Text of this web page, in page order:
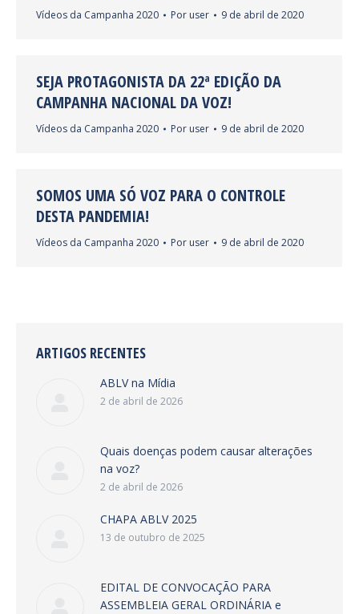
Vídeos da Campanha 2020 Por user 9 de abril de 2020
SEJA PROTAGONISTA DA 22ª EDIÇÃO DA
CAMPANHA NACIONAL DA VOZ!
Vídeos da Campanha 2020 Por user 9 de abril de 2020
SOMOS UMA SÓ VOZ PARA O CONTROLE
DESTA PANDEMIA!
Vídeos da Campanha 2020 Por user 9 de abril de 2020
ARTIGOS RECENTES
ABLV na Mídia
2 de abril de 2026
Quais doenças podem causar alterações
na voz?
2 de abril de 2026
CHAPA ABLV 2025
13 de outubro de 2025
EDITAL DE CONVOCAÇÃO PARA
ASSEMBLEIA GERAL ORDINÁRIA e